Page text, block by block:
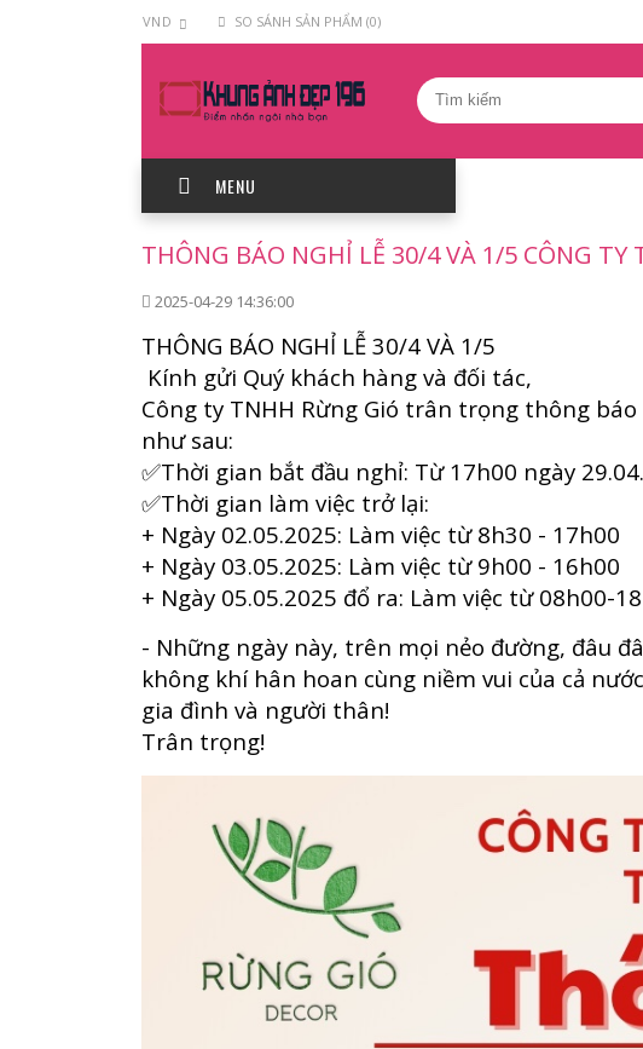
VND SO SÁNH SẢN PHẨM (0)
MENU
THÔNG BÁO NGHỈ LỄ 30/4 VÀ 1/5 CÔNG TY
2025-04-29 14:36:00
THÔNG BÁO NGHỈ LỄ 30/4 VÀ 1/5
Kính gửi Quý khách hàng và đối tác,
Công ty TNHH Rừng Gió trân trọng thông
như sau:
✅Thời gian bắt đầu nghỉ: Từ 17h00 ngày
✅Thời gian làm việc trở lại:
+ Ngày 02.05.2025: Làm việc từ 8h30 - 17h00
+ Ngày 03.05.2025: Làm việc từ 9h00 - 16h00
+ Ngày 05.05.2025 đổ ra: Làm việc từ 08h00-
- Những ngày này, trên mọi nẻo đường, đâu
không khí hân hoan cùng niềm vui của cả
gia đình và người thân!
Trân trọng!